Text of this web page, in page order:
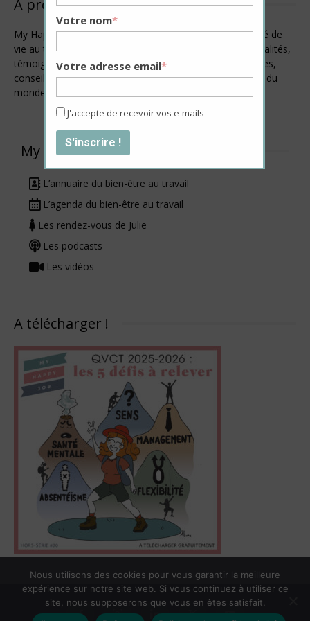
À propos de My Happy Job
My Happy Job est un magazine en ligne dédié à la qualité de
vie au travail. Ce webzine rassemble en un seul site actualités,
témoignages inspirants, avis d’experts, initiatives positives,
conseils pratiques… Le tout pour esquisser les contours du
monde professionnel de demain.
My Happy Job +
L’annuaire du bien-être au travail
L’agenda du bien-être au travail
Les rendez-vous de Julie
Les podcasts
Les vidéos
A télécharger !
Nous utilisons des cookies pour vous garantir la meilleure
expérience sur notre site web. Si vous continuez à utiliser ce
site, nous supposerons que vous en êtes satisfait.
Votre nom*
Votre adresse email*
J'accepte de recevoir vos e-mails